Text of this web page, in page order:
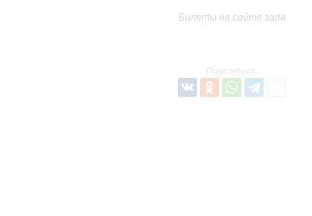
Билеты на сайте зала
Поделиться: